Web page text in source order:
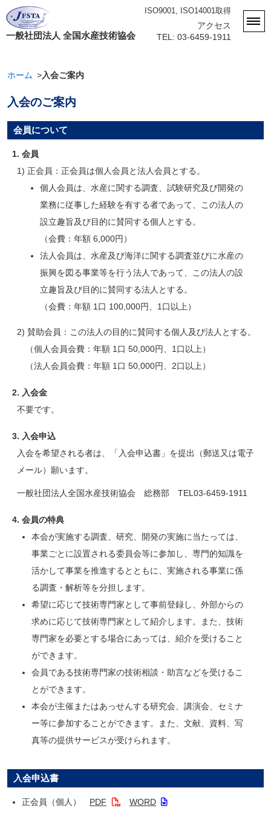
一般社団法人 全国水産技術協会
ISO9001, ISO14001取得
アクセス
TEL: 03-6459-1911
ホーム 入会ご案内
入会のご案内
会員について
1. 会員
1) 正会員：正会員は個人会員と法人会員とする。
個人会員は、水産に関する調査、試験研究及び開発の
業務に従事した経験を有する者であって、この法人の
設立趣旨及び目的に賛同する個人とする。
（会費：年額 6,000円）
法人会員は、水産及び海洋に関する調査並びに水産の
振興を図る事業等を行う法人であって、この法人の設
立趣旨及び目的に賛同する法人とする。
（会費：年額 1口 100,000円、1口以上）
2) 賛助会員：この法人の目的に賛同する個人及び法人とする。
（個人会員会費：年額 1口 50,000円、1口以上）
（法人会員会費：年額 1口 50,000円、2口以上）
2. 入会金
不要です。
3. 入会申込
入会を希望される者は、「入会申込書」を提出（郵送又は電子
メール）願います。
一般社団法人全国水産技術協会 総務部 TEL03-6459-1911
4. 会員の特典
本会が実施する調査、研究、開発の実施に当たっては、
事業ごとに設置される委員会等に参加し、専門的知識を
活かして事業を推進するとともに、実施される事業に係
る調査・解析等を分担します。
希望に応じて技術専門家として事前登録し、外部からの
求めに応じて技術専門家として紹介します。また、技術
専門家を必要とする場合にあっては、紹介を受けること
ができます。
会員である技術専門家の技術相談・助言などを受けるこ
とができます。
本会が主催またはあっせんする研究会、講演会、セミナ
ー等に参加することができます。また、文献、資料、写
真等の提供サービスが受けられます。
入会申込書
正会員（個人） PDF
WORD